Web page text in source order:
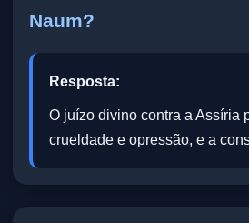
Naum?
Resposta:
O juízo divino contra a Assíria
crueldade e opressão, e a